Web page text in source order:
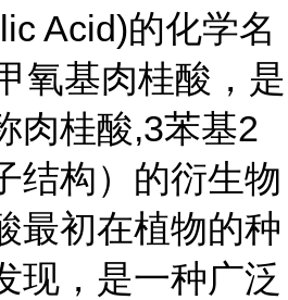
Acid)的化学名
氧基肉桂酸，是
肉桂酸,3苯基2
结构）的衍生物
最初在植物的种
现，是一种广泛